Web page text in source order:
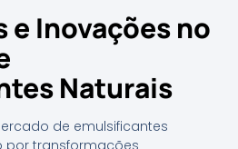
e Inovações no
Naturais
de emulsificantes
por transformações